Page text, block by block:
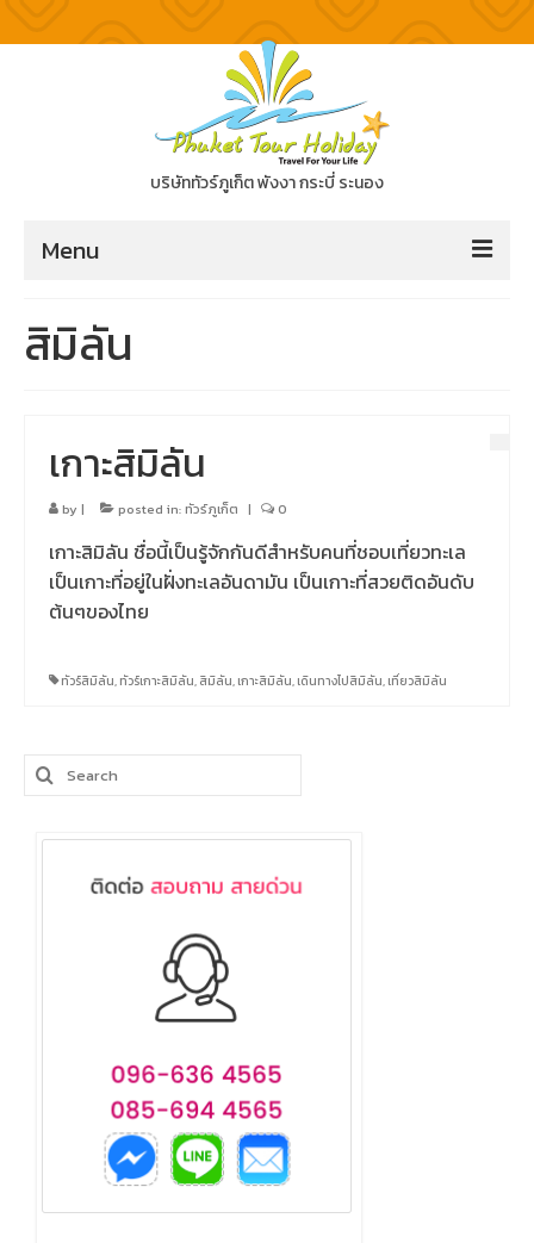
บริษัททัวร์ภูเก็ต พังงา กระบี่ ระนอง
Menu
ทัวร์แนะนำ
ทัวร์พังงา
สิมิลัน
เกาะสิมิลัน
by | posted in:ทัวร์ภูเก็ต | 0
เกาะสิมิลัน ชื่อนี้เป็นรู้จักกันดีสำหรับคนที่ชอบเที่ยวทะเล
เป็นเกาะที่อยู่ในฝั่งทะเลอันดามัน เป็นเกาะที่สวยติดอันดับ
ต้นๆของไทย
ทัวร์สิมิลัน, ทัวร์เกาะสิมิลัน, สิมิลัน, เกาะสิมิลัน, เดินทางไปสิมิลัน, เที่ยวสิมิลัน
Search
for: